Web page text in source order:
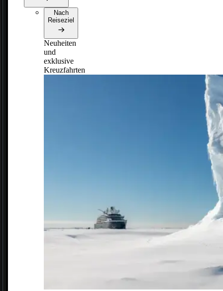
Nach
Reiseziel
Neuheiten
und
exklusive
Kreuzfahrten